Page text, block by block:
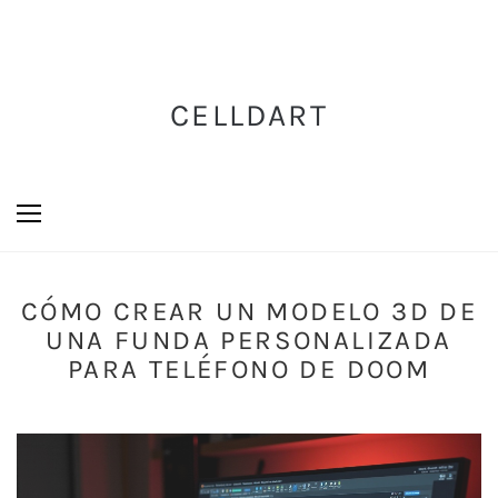
CELLDART
CÓMO CREAR UN MODELO 3D DE
UNA FUNDA PERSONALIZADA
PARA TELÉFONO DE DOOM